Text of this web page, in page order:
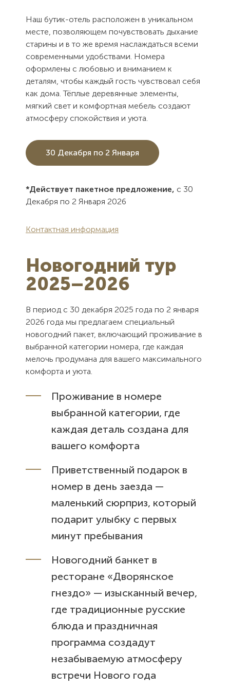
Наш бутик-отель расположен в уникальном
месте, позволяющем почувствовать дыхание
старины и в то же время наслаждаться всеми
современными удобствами. Номера
оформлены с любовью и вниманием к
деталям, чтобы каждый гость чувствовал себя
как дома. Тёплые деревянные элементы,
мягкий свет и комфортная мебель создают
атмосферу спокойствия и уюта.
30 Декабря по 2 Января
*Действует пакетное предложение, с 30
Декабря по 2 Января 2026
Контактная информация
Новогодний тур
2025–2026
В период с 30 декабря 2025 года по 2 января
2026 года мы предлагаем специальный
новогодний пакет, включающий проживание в
выбранной категории номера, где каждая
мелочь продумана для вашего максимального
комфорта и уюта.
Проживание в номере
выбранной категории, где
каждая деталь создана для
вашего комфорта
Приветственный подарок в
номер в день заезда —
маленький сюрприз, который
подарит улыбку с первых
минут пребывания
Новогодний банкет в
ресторане «Дворянское
гнездо» — изысканный вечер,
где традиционные русские
блюда и праздничная
программа создадут
незабываемую атмосферу
встречи Нового года